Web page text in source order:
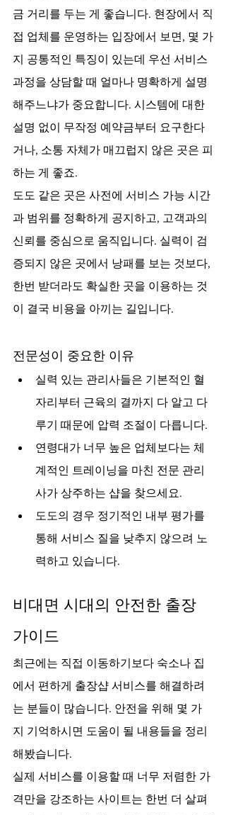
금 거리를 두는 게 좋습니다. 현장에서 직
접 업체를 운영하는 입장에서 보면, 몇 가
지 공통적인 특징이 있는데 우선 서비스
과정을 상담할 때 얼마나 명확하게 설명
해주느냐가 중요합니다. 시스템에 대한
설명 없이 무작정 예약금부터 요구한다
거나, 소통 자체가 매끄럽지 않은 곳은 피
하는 게 좋죠.
도도 같은 곳은 사전에 서비스 가능 시간
과 범위를 정확하게 공지하고, 고객과의
신뢰를 중심으로 움직입니다. 실력이 검
증되지 않은 곳에서 낭패를 보는 것보다,
한번 받더라도 확실한 곳을 이용하는 것
이 결국 비용을 아끼는 길입니다.
전문성이 중요한 이유
실력 있는 관리사들은 기본적인 혈
자리부터 근육의 결까지 다 알고 다
루기 때문에 압력 조절이 다릅니다.
연령대가 너무 높은 업체보다는 체
계적인 트레이닝을 마친 전문 관리
사가 상주하는 샵을 찾으세요.
도도의 경우 정기적인 내부 평가를
통해 서비스 질을 낮추지 않으려 노
력하고 있습니다.
비대면 시대의 안전한 출장
가이드
최근에는 직접 이동하기보다 숙소나 집
에서 편하게 출장샵 서비스를 해결하려
는 분들이 많습니다. 안전을 위해 몇 가
지 기억하시면 도움이 될 내용들을 정리
해봤습니다.
실제 서비스를 이용할 때 너무 저렴한 가
격만을 강조하는 사이트는 한번 더 살펴